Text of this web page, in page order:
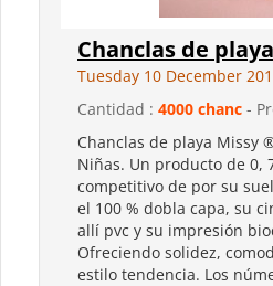
Chanclas de
Tuesday 10 December
Cantidad : 4000 chanc -
Chanclas de playa Missy
Niñas. Un producto de 0,
competitivo de por su
el 100 % dobla capa, su
allí pvc y su impresión
Ofreciendo solidez,
estilo tendencia. Los